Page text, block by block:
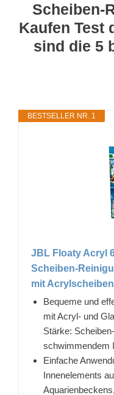
Scheiben-
Kaufen Test
sind die 5
BESTSELLER NR. 1
JBL Floaty Acryl
Scheiben-
mit Acrylscheiben
Bequeme und
mit Acryl- und
Stärke:
schwimmendem
Einfache
Innenelements